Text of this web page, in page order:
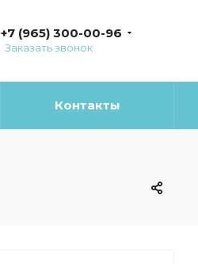
+7 (965) 300-00-96
Заказать звонок
Контакты